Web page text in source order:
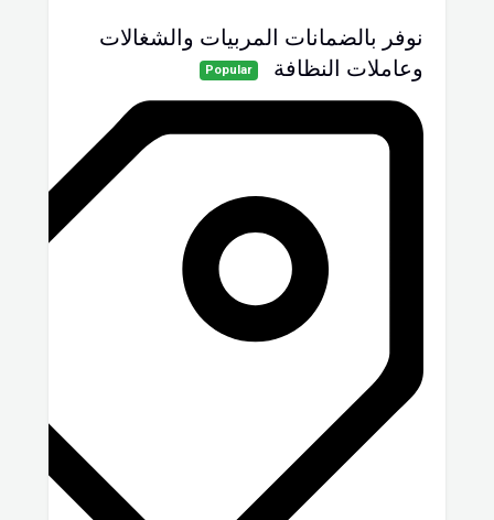
نوفر بالضمانات المربيات والشغالات
وعاملات النظافة
Popular